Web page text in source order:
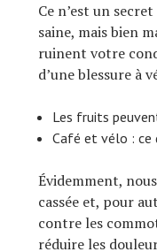
Ce n’est un
saine, mais bien
ruinent votre
d’une blessure à
Les fruits
Café et vélo : ce
Évidemment,
cassée et, pour
contre les
réduire les